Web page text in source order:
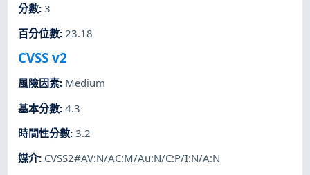
分數:3
百分位數: 23.18
CVSS v2
風險因素: Medium
基本分數:4.3
時間性分數:3.2
媒介: CVSS2#AV:N/AC:M/Au:N/C:P/I:N/A:N